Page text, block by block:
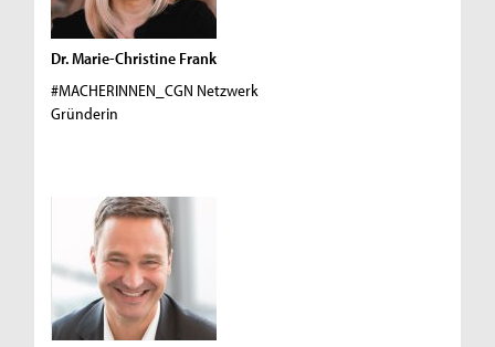
Dr. Marie-Christine Frank
#MACHERINNEN_CGN Netzwerk
Gründerin